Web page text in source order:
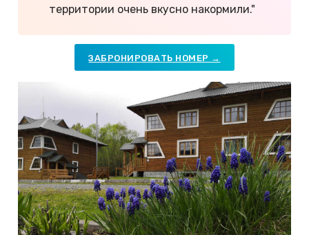
территории очень вкусно накормили."
ЗАБРОНИРОВАТЬ НОМЕР →